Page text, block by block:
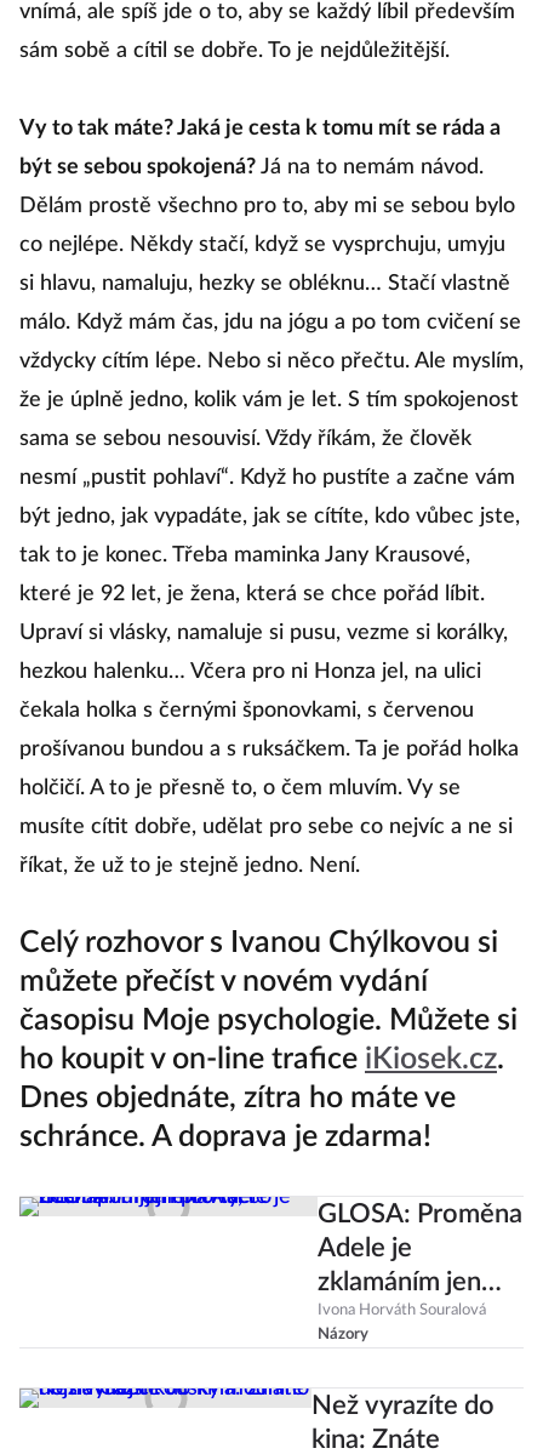
vnímá, ale spíš jde o to, aby se každý líbil především
sám sobě a cítil se dobře. To je nejdůležitější.
Vy to tak máte? Jaká je cesta k tomu mít se ráda a
být se sebou spokojená? Já na to nemám návod.
Dělám prostě všechno pro to, aby mi se sebou bylo
co nejlépe. Někdy stačí, když se vysprchuju, umyju
si hlavu, namaluju, hezky se obléknu… Stačí vlastně
málo. Když mám čas, jdu na jógu a po tom cvičení se
vždycky cítím lépe. Nebo si něco přečtu. Ale myslím,
že je úplně jedno, kolik vám je let. S tím spokojenost
sama se sebou nesouvisí. Vždy říkám, že člověk
nesmí „pustit pohlaví“. Když ho pustíte a začne vám
být jedno, jak vypadáte, jak se cítíte, kdo vůbec jste,
tak to je konec. Třeba maminka Jany Krausové,
které je 92 let, je žena, která se chce pořád líbit.
Upraví si vlásky, namaluje si pusu, vezme si korálky,
hezkou halenku… Včera pro ni Honza jel, na ulici
čekala holka s černými šponovkami, s červenou
prošívanou bundou a s ruksáčkem. Ta je pořád holka
holčičí. A to je přesně to, o čem mluvím. Vy se
musíte cítit dobře, udělat pro sebe co nejvíc a ne si
říkat, že už to je stejně jedno. Není.
Celý rozhovor s Ivanou Chýlkovou si
můžete přečíst v novém vydání
časopisu Moje psychologie. Můžete si
ho koupit v on-line trafice iKiosek.cz.
Dnes objednáte, zítra ho máte ve
schránce. A doprava je zdarma!
GLOSA: Proměna
Adele je
zklamáním jen
pro ty, co
nechápou její
motivaci
Ivona Horváth Souralová
Názory
Než vyrazíte do
kina: Znáte